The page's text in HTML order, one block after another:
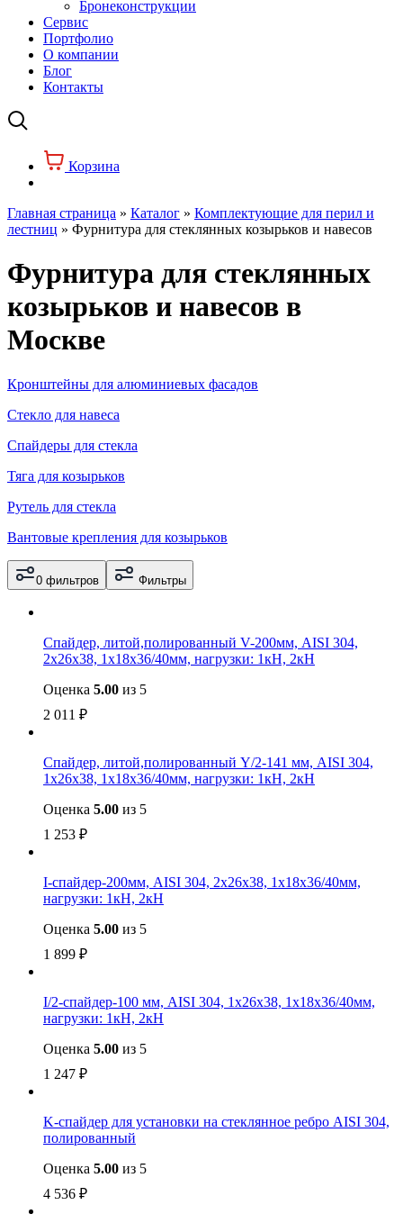
Бронеконструкции
Сервис
Портфолио
О компании
Блог
Контакты
Корзина
Главная страница » Каталог » Комплектующие для перил и
лестниц » Фурнитура для стеклянных козырьков и навесов
Фурнитура для стеклянных
козырьков и навесов в
Москве
Кронштейны для алюминиевых фасадов
Стекло для навеса
Спайдеры для стекла
Тяга для козырьков
Рутель для стекла
Вантовые крепления для козырьков
0 фильтров Фильтры
Cпайдер, литой,полированный V-200мм, AISI 304,
2х26х38, 1х18х36/40мм, нагрузки: 1кН, 2кН
Оценка 5.00 из 5
2 011 ₽
Cпайдер, литой,полированный Y/2-141 мм, AISI 304,
1х26х38, 1х18х36/40мм, нагрузки: 1кН, 2кН
Оценка 5.00 из 5
1 253 ₽
I-спайдер-200мм, AISI 304, 2х26х38, 1х18х36/40мм,
нагрузки: 1кН, 2кН
Оценка 5.00 из 5
1 899 ₽
I/2-спайдер-100 мм, AISI 304, 1х26х38, 1х18х36/40мм,
нагрузки: 1кН, 2кН
Оценка 5.00 из 5
1 247 ₽
K-спайдер для установки на стеклянное ребро AISI 304,
полированный
Оценка 5.00 из 5
4 536 ₽